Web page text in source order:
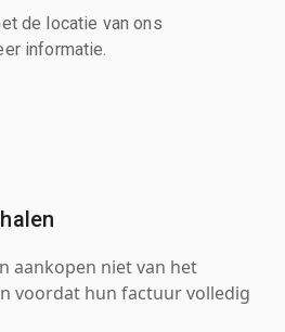
de locatie van ons
informatie.
aankopen niet van het
voordat hun factuur volledig